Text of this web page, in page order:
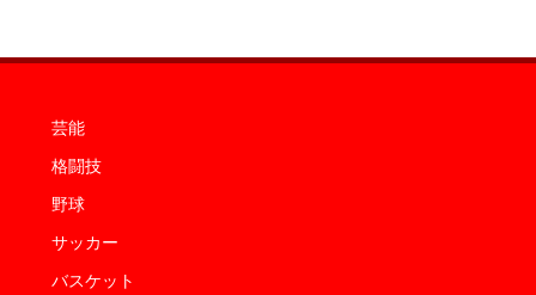
芸能
格闘技
野球
サッカー
バスケット